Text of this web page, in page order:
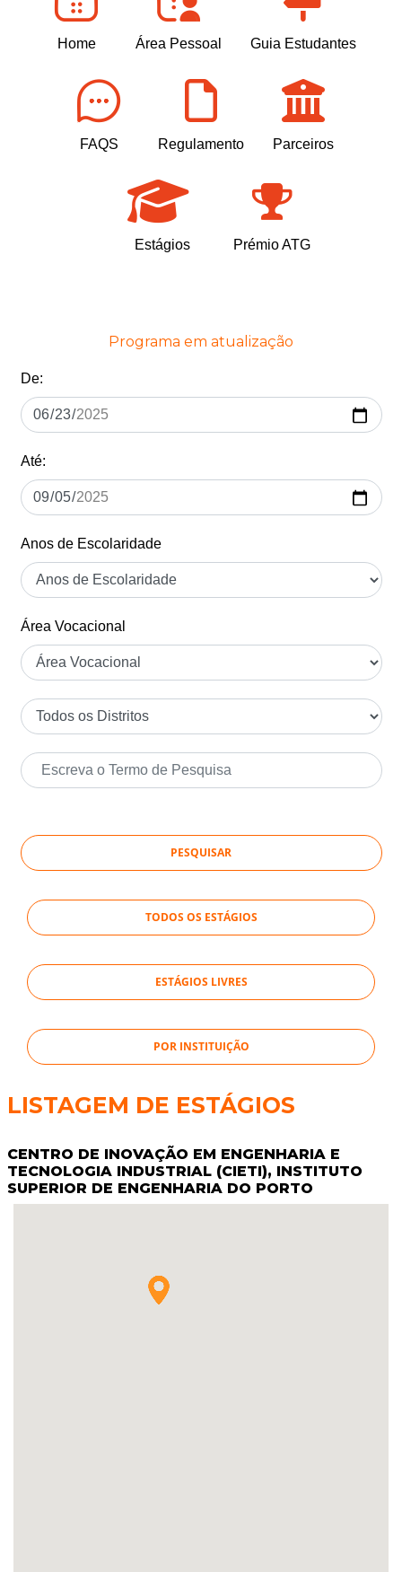
Home Área Pessoal Guia Estudantes
FAQS Regulamento Parceiros
Estágios Prémio ATG
Programa em atualização
De:
Até:
Anos de Escolaridade
Área Vocacional
TODOS OS ESTÁGIOS
ESTÁGIOS LIVRES
POR INSTITUIÇÃO
LISTAGEM DE ESTÁGIOS
CENTRO DE INOVAÇÃO EM ENGENHARIA E
TECNOLOGIA INDUSTRIAL (CIETI), INSTITUTO
SUPERIOR DE ENGENHARIA DO PORTO